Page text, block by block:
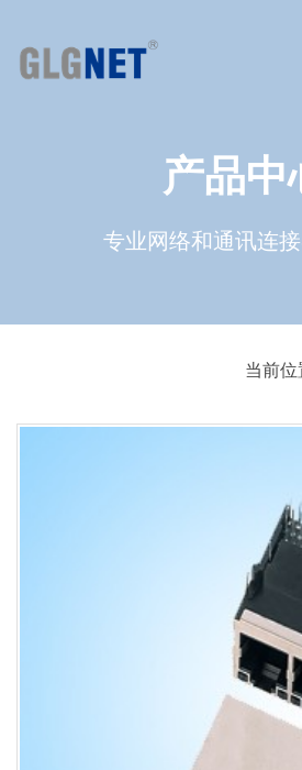
产品中
专业网络和通讯连
当前位